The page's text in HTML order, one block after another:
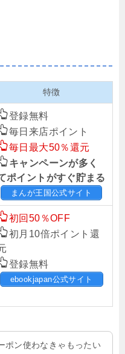
特徴
登録無料
毎日来店ポイント
毎日最大50％還元
キャンペーンが多く
ポイントがすぐ貯まる
まんが王国公式サイト
初回50％OFF
初月10倍ポイント還
登録無料
ebookjapan公式サイト
ポン使わなきゃもったい